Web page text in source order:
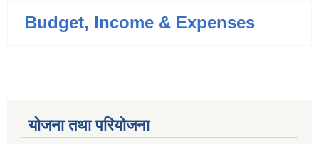
Budget, Income & Expenses
योजना तथा परियोजना